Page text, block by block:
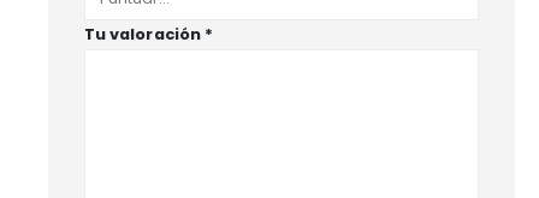
Tu valoración *